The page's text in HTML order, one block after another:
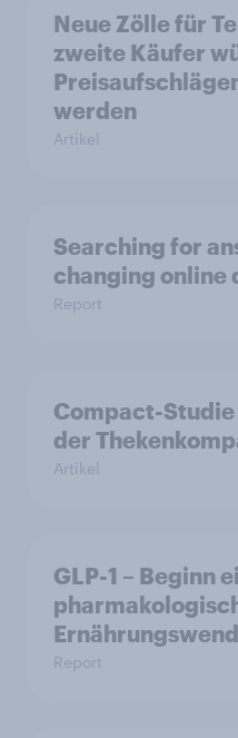
Neue Zölle für
zweite Käufer
Preisaufschlägen
werden
Artikel
Searching for
changing online
Report
Compact-Studie
der
Artikel
GLP-1 – Beginn
Report